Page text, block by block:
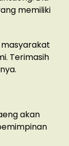
memiliki
masyarakat
Terimasih
akan